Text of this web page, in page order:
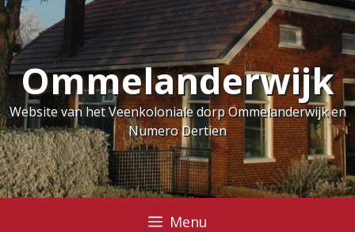
Ga
naar
de
inhoudOmmelanderwijk
Website van het Veenkoloniale dorp Ommelanderwijk en
Numero Dertien
Menu